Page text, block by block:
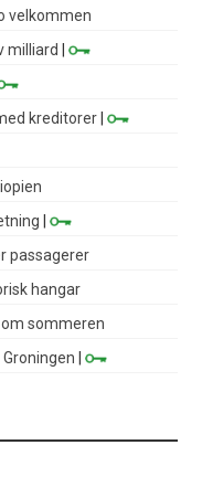
velkommen
milliard
|
kreditorer |
|
passagerer
hangar
sommeren
|